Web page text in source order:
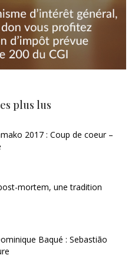
plus lus
2017 : Coup de coeur –
mortem, une tradition
Baqué : Sebastião